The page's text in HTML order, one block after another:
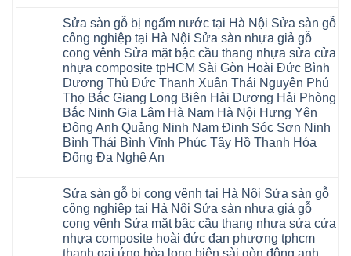
Nội
báo
Dịch
vụ
sửa
chữa
Sửa
sàn
nhựa
giả
gỗ
hèm
khóa
4mm
6mm
8mm
10mm
12mm
tại
nhà
bình
luận
ở
Sửa
chữa
sàn
nhựa
giả
gỗ
tại
Hà
Nội
báo
giá
sửa
chữa
Sửa
nhựa
giả
gỗ
Sửa sàn gỗ bị ngấm nước tại Hà Nội Sửa sàn gỗ
công nghiệp tại Hà Nội Sửa sàn nhựa giả gỗ
cong vênh Sửa mặt bậc cầu thang nhựa sửa cửa
nhựa composite tpHCM Sài Gòn Hoài Đức Bình
Dương Thủ Đức Thanh Xuân Thái Nguyên Phú
Thọ Bắc Giang Long Biên Hải Dương Hải Phòng
Bắc Ninh Gia Lâm Hà Nam Hà Nội Hưng Yên
Đông Anh Quảng Ninh Nam Định Sóc Sơn Ninh
Bình Thái Bình Vĩnh Phúc Tây Hồ Thanh Hóa
Đống Đa Nghệ An
bình
luận
ở
Sửa
sàn
gỗ
Sửa sàn gỗ bị cong vênh tại Hà Nội Sửa sàn gỗ
công nghiệp tại Hà Nội Sửa sàn nhựa giả gỗ
cong vênh Sửa mặt bậc cầu thang nhựa sửa cửa
nhựa composite hoài đức đan phượng tphcm